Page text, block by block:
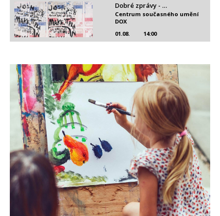
Dobré zprávy - …
01.08. 14:00
Centrum současného umění
DOX